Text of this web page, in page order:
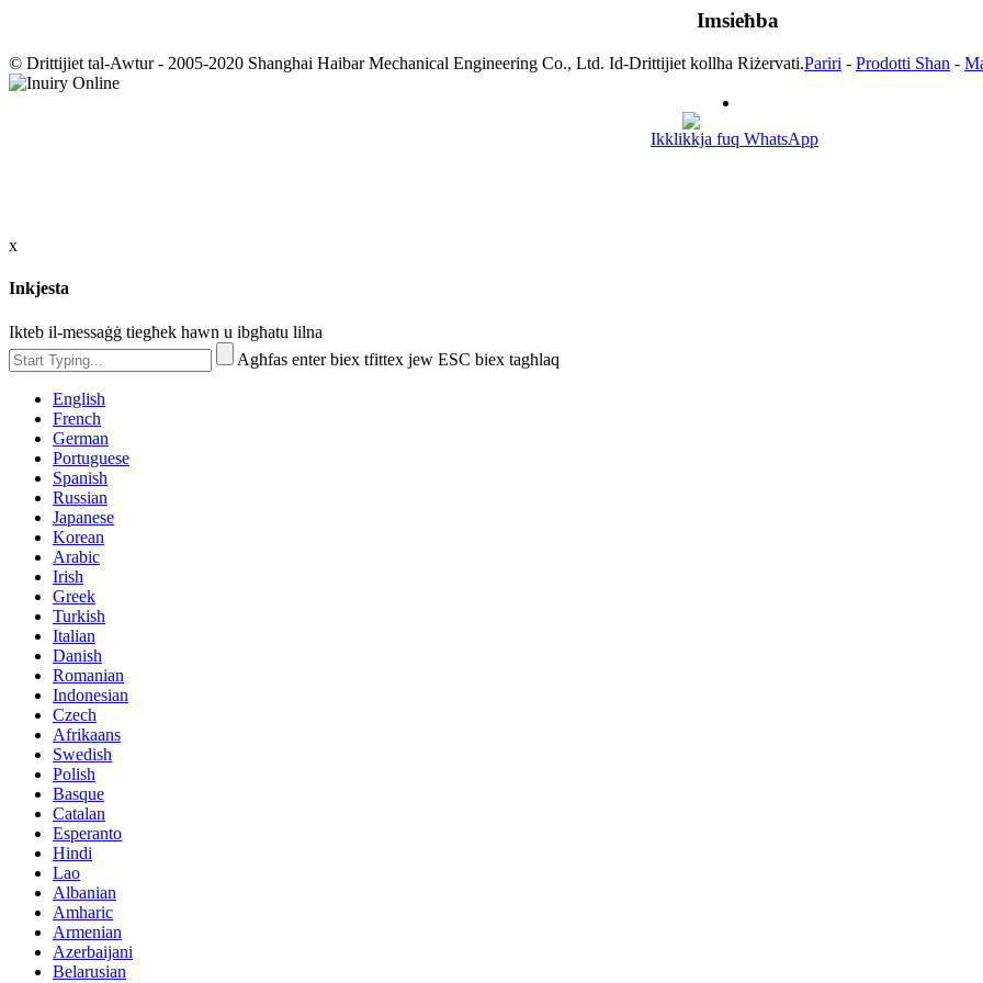
Imsieħba
© Drittijiet tal-Awtur - 2005-2020 Shanghai Haibar Mechanical Engineering Co., Ltd. Id-Drittijiet kollha Riżervati.Pariri - Prodotti Sħan -
Ikklikkja fuq WhatsApp
x
Inkjesta
Ikteb il-messaġġ tiegħek hawn u ibgħatu lilna
Agħfas enter biex tfittex jew ESC biex tagħlaq
English
French
German
Portuguese
Spanish
Russian
Japanese
Korean
Arabic
Irish
Greek
Turkish
Italian
Danish
Romanian
Indonesian
Czech
Afrikaans
Swedish
Polish
Basque
Catalan
Esperanto
Hindi
Lao
Albanian
Amharic
Armenian
Azerbaijani
Belarusian